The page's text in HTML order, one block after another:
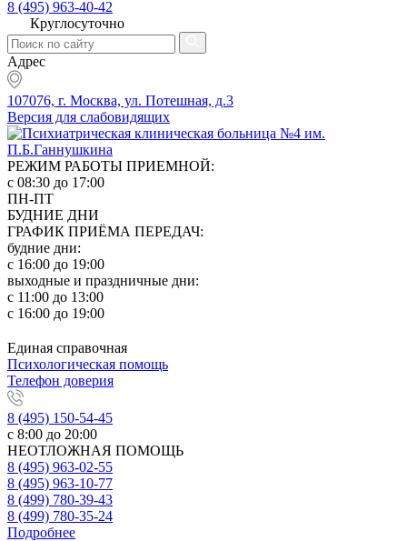
8 (495) 963-40-42
Круглосуточно
Адрес
107076, г. Москва, ул. Потешная, д.3
Версия для слабовидящих
РЕЖИМ РАБОТЫ ПРИЕМНОЙ:
с 08:30 до 17:00
ПН-ПТ
БУДНИЕ ДНИ
ГРАФИК ПРИЁМА ПЕРЕДАЧ:
будние дни:
с 16:00 до 19:00
выходные и праздничные дни:
с 11:00 до 13:00
с 16:00 до 19:00
Единая справочная
Психологическая помощь
Телефон доверия
8 (495) 150-54-45
с 8:00 до 20:00
НЕОТЛОЖНАЯ ПОМОЩЬ
8 (495) 963-02-55
8 (495) 963-10-77
8 (499) 780-39-43
8 (499) 780-35-24
Подробнее